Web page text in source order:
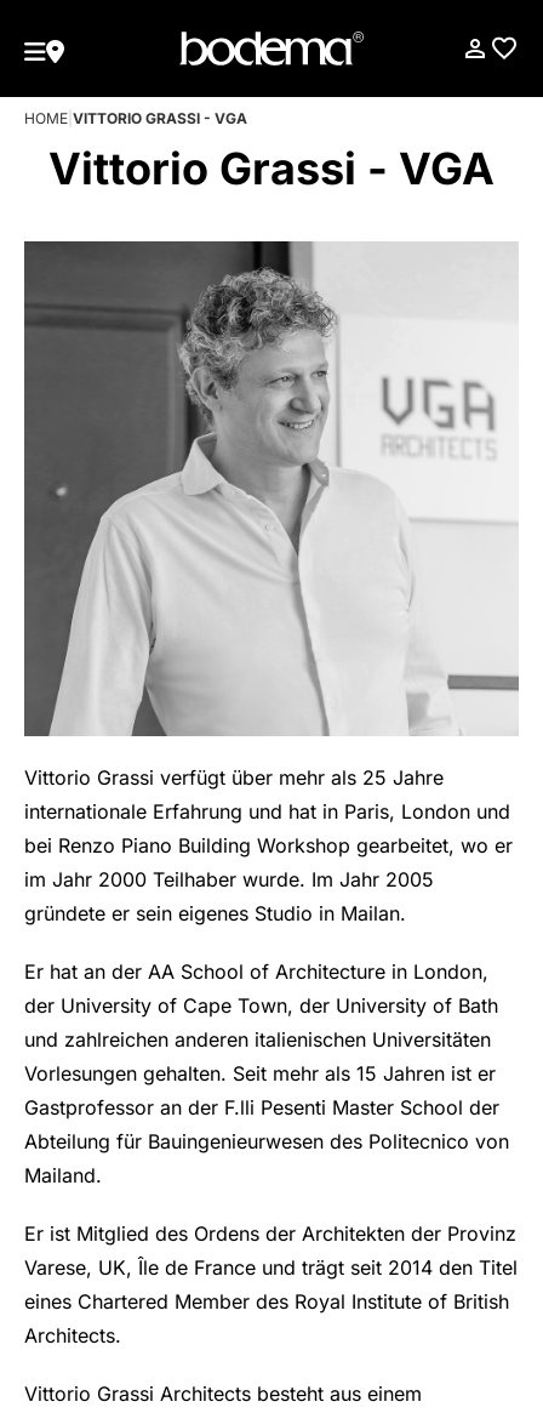
HOME VITTORIO GRASSI - VGA
Vittorio Grassi - VGA
Vittorio Grassi verfügt über mehr als 25 Jahre
internationale Erfahrung und hat in Paris, London und
bei Renzo Piano Building Workshop gearbeitet, wo er
im Jahr 2000 Teilhaber wurde. Im Jahr 2005
gründete er sein eigenes Studio in Mailan.
Er hat an der AA School of Architecture in London,
der University of Cape Town, der University of Bath
und zahlreichen anderen italienischen Universitäten
Vorlesungen gehalten. Seit mehr als 15 Jahren ist er
Gastprofessor an der F.lli Pesenti Master School der
Abteilung für Bauingenieurwesen des Politecnico von
Mailand.
Er ist Mitglied des Ordens der Architekten der Provinz
Varese, UK, Île de France und trägt seit 2014 den Titel
eines Chartered Member des Royal Institute of British
Architects.
Vittorio Grassi Architects besteht aus einem